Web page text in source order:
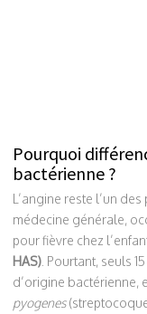
Pourquoi
bactérienne ?
L’angine reste l’un
médecine générale,
pour fièvre chez
HAS) . Pourtant, seuls
d’origine bactérienne,
pyogenes